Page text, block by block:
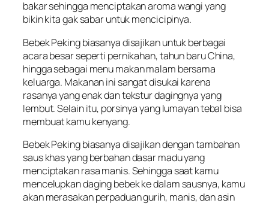
bakar sehingga menciptakan aroma wangi yang
bikin kita gak sabar untuk mencicipinya.
Bebek Peking biasanya disajikan untuk berbagai
acara besar seperti pernikahan, tahun baru China,
hingga sebagai menu makan malam bersama
keluarga. Makanan ini sangat disukai karena
rasanya yang enak dan tekstur dagingnya yang
lembut. Selain itu, porsinya yang lumayan tebal bisa
membuat kamu kenyang.
Bebek Peking biasanya disajikan dengan tambahan
saus khas yang berbahan dasar madu yang
menciptakan rasa manis. Sehingga saat kamu
mencelupkan daging bebek ke dalam sausnya, kamu
akan merasakan perpaduan gurih, manis, dan asin